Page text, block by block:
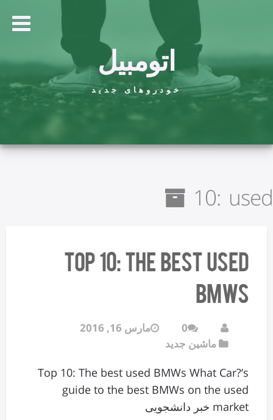
اتومبیل
خودروهای جدید
10: used
Top 10: The best used
BMWs
0
مارس 16, 2016
ماشین جدید
Top 10: The best used BMWs What Car?’s
guide to the best BMWs on the used
market خبر دانشجویی